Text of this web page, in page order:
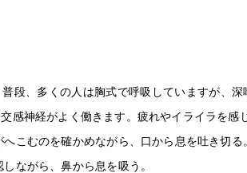
段、多くの人は胸式で呼吸していますが、
感神経がよく働きます。疲れやイライラを感
こむのを確かめながら、口から息を吐き切る
ながら、鼻から息を吸う。